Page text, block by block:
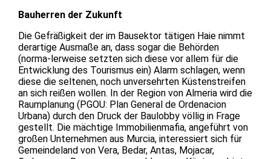
Bauherren der Zukunft
Die Gefräßigkeit der im Bausektor tätigen Haie nimmt
derartige Ausmaße an, dass sogar die Behörden
(norma-lerweise setzten sich diese vor allem für die
Entwicklung des Tourismus ein) Alarm schlagen, wenn
diese die seltenen, noch unversehrten Küstenstreifen
an sich reißen wollen. In der Region von Almeria wird die
Raumplanung (PGOU: Plan General de Ordenacion
Urbana) durch den Druck der Baulobby völlig in Frage
gestellt. Die mächtige Immobilienmafia, angeführt von
großen Unternehmen aus Murcia, interessiert sich für
Gemeindeland von Vera, Bedar, Antas, Mojacar,